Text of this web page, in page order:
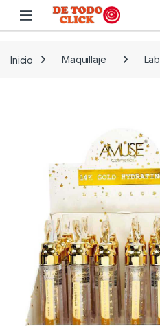
Saltar a Navegar
Saltar al contenido
Inicio Maquillaje